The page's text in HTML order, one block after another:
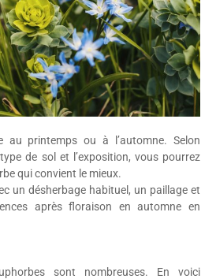
au printemps ou à l’automne. Selon
de sol et l’exposition, vous pourrez
qui convient le mieux.
un désherbage habituel, un paillage et
après floraison en automne en
sont nombreuses. En voici